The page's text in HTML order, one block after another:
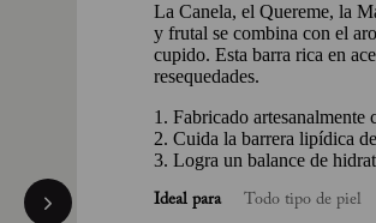
La Canela, el Quereme, la
y frutal se combina con el
cupido. Esta barra rica en
resequedades.
1. Fabricado artesanalmente
2. Cuida la barrera lipídica
3. Logra un balance de
Ideal para Todo tipo de piel